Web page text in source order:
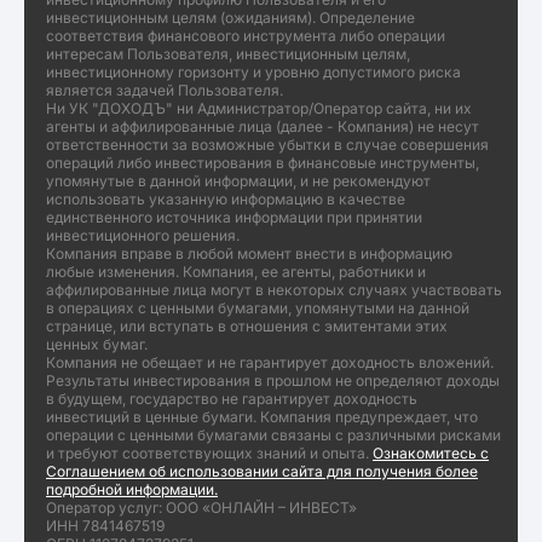
инвестиционным целям (ожиданиям). Определение
соответствия финансового инструмента либо операции
интересам Пользователя, инвестиционным целям,
инвестиционному горизонту и уровню допустимого риска
является задачей Пользователя.
Ни УК "ДОХОДЪ" ни Администратор/Оператор сайта, ни их
агенты и аффилированные лица (далее - Компания) не несут
ответственности за возможные убытки в случае совершения
операций либо инвестирования в финансовые инструменты,
упомянутые в данной информации, и не рекомендуют
использовать указанную информацию в качестве
единственного источника информации при принятии
инвестиционного решения.
Компания вправе в любой момент внести в информацию
любые изменения. Компания, ее агенты, работники и
аффилированные лица могут в некоторых случаях участвовать
в операциях с ценными бумагами, упомянутыми на данной
странице, или вступать в отношения с эмитентами этих
ценных бумаг.
Компания не обещает и не гарантирует доходность вложений.
Результаты инвестирования в прошлом не определяют доходы
в будущем, государство не гарантирует доходность
инвестиций в ценные бумаги. Компания предупреждает, что
операции с ценными бумагами связаны с различными рисками
и требуют соответствующих знаний и опыта. Ознакомитесь с
Соглашением об использовании сайта для получения более
подробной информации.
Оператор услуг: ООО «ОНЛАЙН – ИНВЕСТ»
ИНН 7841467519